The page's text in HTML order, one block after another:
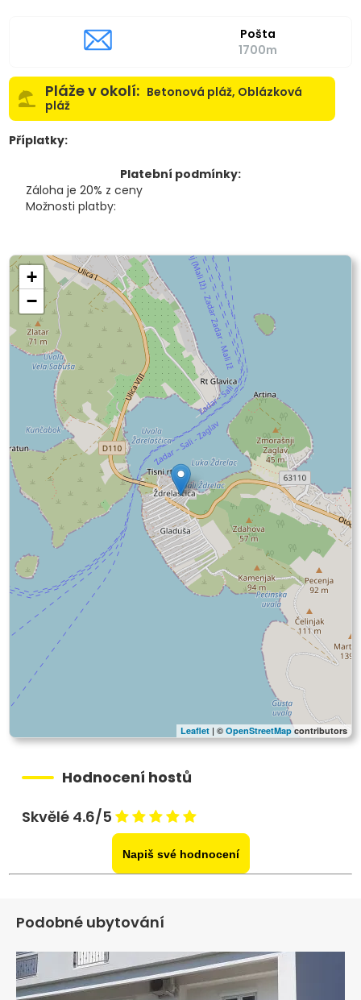
Pošta
1700m
Pláže v okolí: Betonová pláž, Oblázková
pláž
Příplatky:
Platební podmínky:
Záloha je 20% z ceny
Možnosti platby:
+
−
Leaflet | ©OpenStreetMap contributors
Hodnocení hostů
Skvělé 4.6/5
Napiš své hodnocení
Podobné ubytování